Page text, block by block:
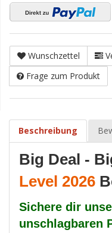
Wunschzettel
Frage zum Produkt
Beschreibung
Big Deal -
Level 2026
Sichere dir
unschlagbaren